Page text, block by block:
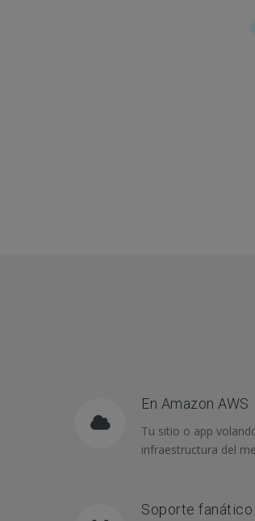
En Amazon AWS
Tu sitio o app
infraestructura del
Soporte fanático